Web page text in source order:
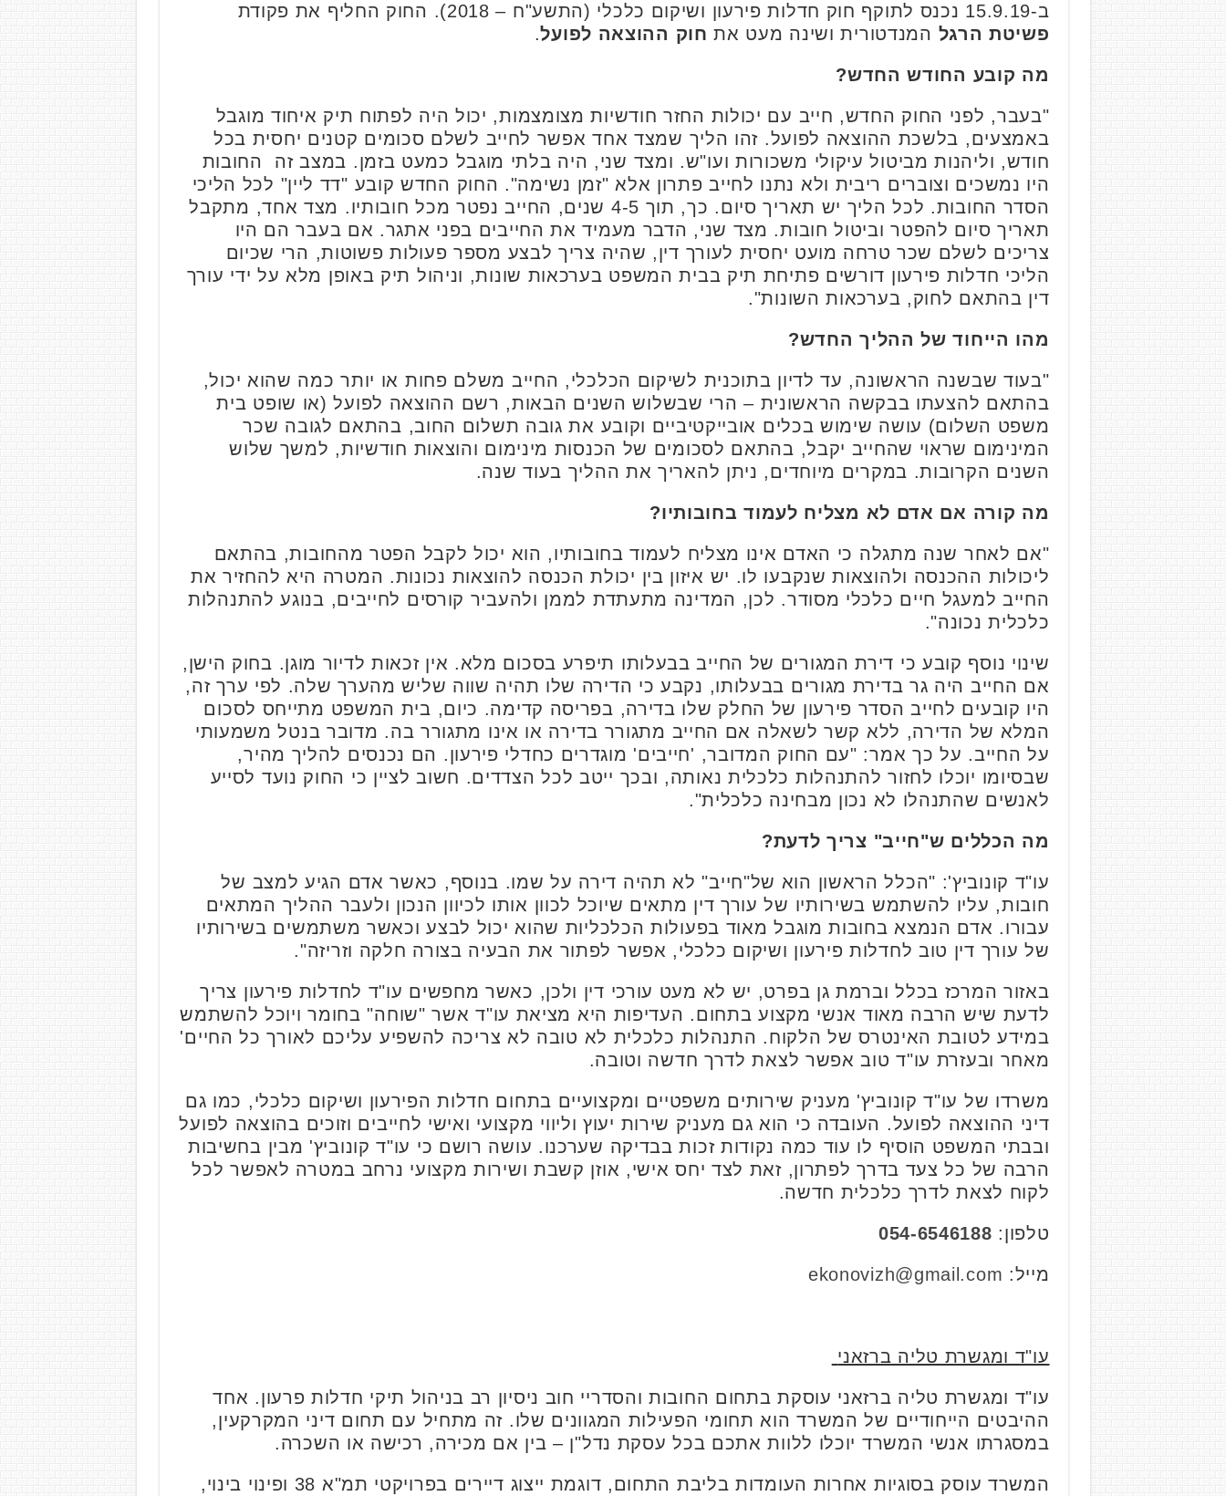
ב-15.9.19 נכנס לתוקף חוק חדלות פירעון ושיקום כלכלי (התשע"ח – 2018). החוק החליף את פקודת
פשיטת הרגל המנדטורית ושינה מעט את חוק ההוצאה לפועל.
מה קובע החודש החדש?
"בעבר, לפני החוק החדש, חייב עם יכולות החזר חודשיות מצומצמות, יכול היה לפתוח תיק איחוד מוגבל
באמצעים, בלשכת ההוצאה לפועל. זהו הליך שמצד אחד אפשר לחייב לשלם סכומים קטנים יחסית בכל
חודש, וליהנות מביטול עיקולי משכורות ועו"ש. ומצד שני, היה בלתי מוגבל כמעט בזמן. במצב זה החובות
היו נמשכים וצוברים ריבית ולא נתנו לחייב פתרון אלא "זמן נשימה". החוק החדש קובע "דד ליין" לכל הליכי
הסדר החובות. לכל הליך יש תאריך סיום. כך, תוך 4-5 שנים, החייב נפטר מכל חובותיו. מצד אחד, מתקבל
תאריך סיום להפטר וביטול חובות. מצד שני, הדבר מעמיד את החייבים בפני אתגר. אם בעבר הם היו
צריכים לשלם שכר טרחה מועט יחסית לעורך דין, שהיה צריך לבצע מספר פעולות פשוטות, הרי שכיום
הליכי חדלות פירעון דורשים פתיחת תיק בבית המשפט בערכאות שונות, וניהול תיק באופן מלא על ידי עורך
דין בהתאם לחוק, בערכאות השונות".
מהו הייחוד של ההליך החדש?
"בעוד שבשנה הראשונה, עד לדיון בתוכנית לשיקום הכלכלי, החייב משלם פחות או יותר כמה שהוא יכול,
בהתאם להצעתו בבקשה הראשונית – הרי שבשלוש השנים הבאות, רשם ההוצאה לפועל (או שופט בית
משפט השלום) עושה שימוש בכלים אובייקטיביים וקובע את גובה תשלום החוב, בהתאם לגובה שכר
המינימום שראוי שהחייב יקבל, בהתאם לסכומים של הכנסות מינימום והוצאות חודשיות, למשך שלוש
השנים הקרובות. במקרים מיוחדים, ניתן להאריך את ההליך בעוד שנה.
מה קורה אם אדם לא מצליח לעמוד בחובותיו?
"אם לאחר שנה מתגלה כי האדם אינו מצליח לעמוד בחובותיו, הוא יכול לקבל הפטר מהחובות, בהתאם
ליכולות ההכנסה ולהוצאות שנקבעו לו. יש איזון בין יכולת הכנסה להוצאות נכונות. המטרה היא להחזיר את
החייב למעגל חיים כלכלי מסודר. לכן, המדינה מתעתדת לממן ולהעביר קורסים לחייבים, בנוגע להתנהלות
כלכלית נכונה".
שינוי נוסף קובע כי דירת המגורים של החייב בבעלותו תיפרע בסכום מלא. אין זכאות לדיור מוגן. בחוק הישן,
אם החייב היה גר בדירת מגורים בבעלותו, נקבע כי הדירה שלו תהיה שווה שליש מהערך שלה. לפי ערך זה,
היו קובעים לחייב הסדר פירעון של החלק שלו בדירה, בפריסה קדימה. כיום, בית המשפט מתייחס לסכום
המלא של הדירה, ללא קשר לשאלה אם החייב מתגורר בדירה או אינו מתגורר בה. מדובר בנטל משמעותי
על החייב. על כך אמר: "עם החוק המדובר, 'חייבים' מוגדרים כחדלי פירעון. הם נכנסים להליך מהיר,
שבסיומו יוכלו לחזור להתנהלות כלכלית נאותה, ובכך ייטב לכל הצדדים. חשוב לציין כי החוק נועד לסייע
לאנשים שהתנהלו לא נכון מבחינה כלכלית".
מה הכללים ש"חייב" צריך לדעת?
עו"ד קונוביץ': "הכלל הראשון הוא של"חייב" לא תהיה דירה על שמו. בנוסף, כאשר אדם הגיע למצב של
חובות, עליו להשתמש בשירותיו של עורך דין מתאים שיוכל לכוון אותו לכיוון הנכון ולעבר ההליך המתאים
עבורו. אדם הנמצא בחובות מוגבל מאוד בפעולות הכלכליות שהוא יכול לבצע וכאשר משתמשים בשירותיו
של עורך דין טוב לחדלות פירעון ושיקום כלכלי, אפשר לפתור את הבעיה בצורה חלקה וזריזה".
באזור המרכז בכלל וברמת גן בפרט, יש לא מעט עורכי דין ולכן, כאשר מחפשים עו"ד לחדלות פירעון צריך
לדעת שיש הרבה מאוד אנשי מקצוע בתחום. העדיפות היא מציאת עו"ד אשר "שוחה" בחומר ויוכל להשתמש
במידע לטובת האינטרס של הלקוח. התנהלות כלכלית לא טובה לא צריכה להשפיע עליכם לאורך כל החיים'
מאחר ובעזרת עו"ד טוב אפשר לצאת לדרך חדשה וטובה.
משרדו של עו"ד קונוביץ' מעניק שירותים משפטיים ומקצועיים בתחום חדלות הפירעון ושיקום כלכלי, כמו גם
דיני ההוצאה לפועל. העובדה כי הוא גם מעניק שירות יעוץ וליווי מקצועי ואישי לחייבים וזוכים בהוצאה לפועל
ובבתי המשפט הוסיף לו עוד כמה נקודות זכות בבדיקה שערכנו. עושה רושם כי עו"ד קונוביץ' מבין בחשיבות
הרבה של כל צעד בדרך לפתרון, זאת לצד יחס אישי, אוזן קשבת ושירות מקצועי נרחב במטרה לאפשר לכל
לקוח לצאת לדרך כלכלית חדשה.
טלפון: 054-6546188
מייל: ekonovizh@gmail.com
עו"ד ומגשרת טליה ברזאני
עו"ד ומגשרת טליה ברזאני עוסקת בתחום החובות והסדריי חוב ניסיון רב בניהול תיקי חדלות פרעון. אחד
ההיבטים הייחודיים של המשרד הוא תחומי הפעילות המגוונים שלו. זה מתחיל עם תחום דיני המקרקעין,
במסגרתו אנשי המשרד יוכלו ללוות אתכם בכל עסקת נדל"ן – בין אם מכירה, רכישה או השכרה.
המשרד עוסק בסוגיות אחרות העומדות בליבת התחום, דוגמת ייצוג דיירים בפרויקטי תמ"א 38 ופינוי בינוי,